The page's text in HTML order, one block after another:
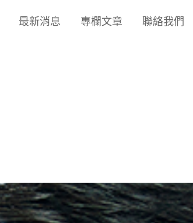
最新消息 專欄文章 聯絡我們